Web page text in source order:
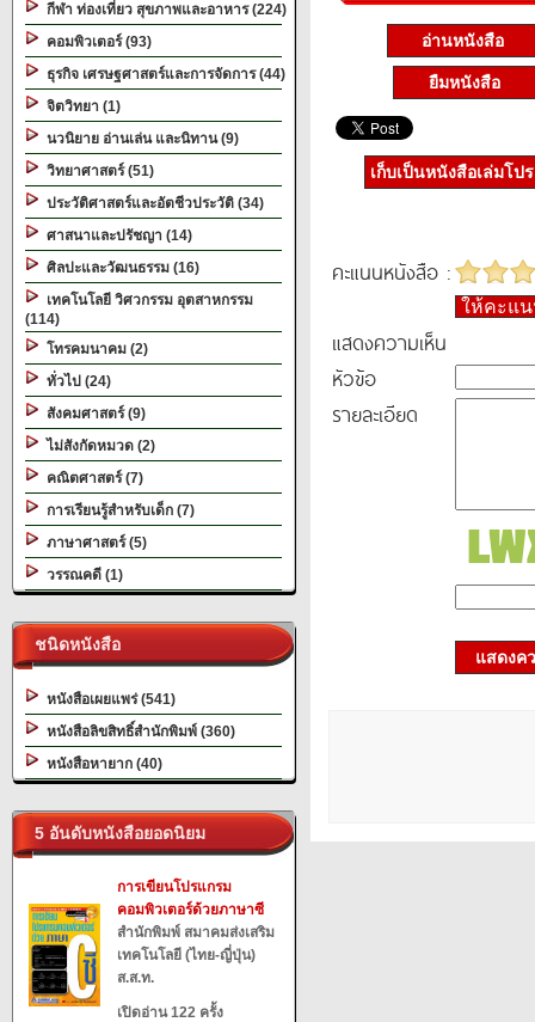
กีฬา ท่องเที่ยว สุขภาพและอาหาร (224)
คอมพิวเตอร์ (93)
ธุรกิจ เศรษฐศาสตร์และการจัดการ (44)
จิตวิทยา (1)
นวนิยาย อ่านเล่น และนิทาน (9)
วิทยาศาสตร์ (51)
ประวัติศาสตร์และอัตชีวประวัติ (34)
ศาสนาและปรัชญา (14)
ศิลปะและวัฒนธรรม (16)
เทคโนโลยี วิศวกรรม อุตสาหกรรม
(114)
โทรคมนาคม (2)
ทั่วไป (24)
สังคมศาสตร์ (9)
ไม่สังกัดหมวด (2)
คณิตศาสตร์ (7)
การเรียนรู้สำหรับเด็ก (7)
ภาษาศาสตร์ (5)
วรรณคดี (1)
ชนิดหนังสือ
หนังสือเผยแพร่ (541)
หนังสือลิขสิทธิ์สำนักพิมพ์ (360)
หนังสือหายาก (40)
5 อันดับหนังสือยอดนิยม
การเขียนโปรแกรม
คอมพิวเตอร์ด้วยภาษาซี
สำนักพิมพ์ สมาคมส่งเสริม
เทคโนโลยี (ไทย-ญี่ปุ่น)
ส.ส.ท.
เปิดอ่าน 122 ครั้ง
อ่านหนังสือ
ยืมหนังสือ
เก็บเป็นหนังสือเล่มโป
คะแนนหนังสือ :
ให้คะแ
แสดงความเห็น
หัวข้อ
รายละเอียด
แสดงค